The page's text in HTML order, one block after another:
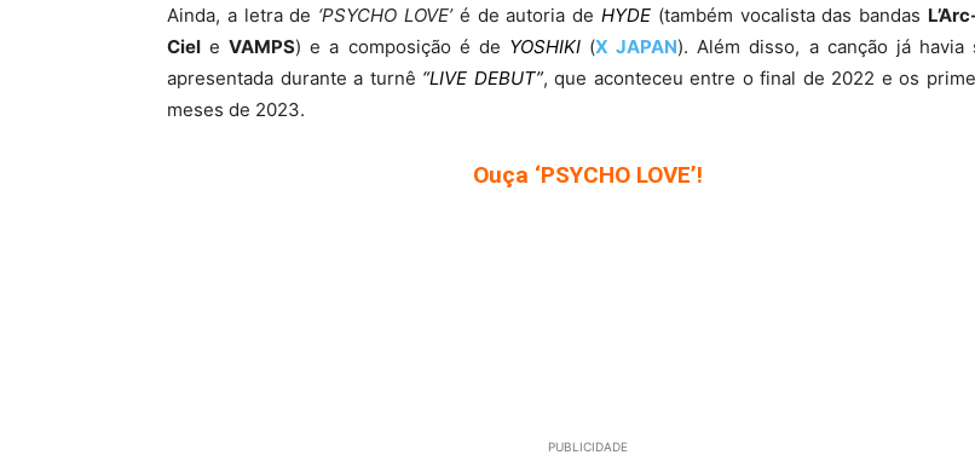
Ainda, a letra de ‘PSYCHO LOVE’é de autoria deHYDE (também vocalista das bandas
Ciel eVAMPS) e a composição é de YOSHIKI (X JAPAN). Além disso, a canção já havia
apresentada durante a turnê “LIVE DEBUT”, que aconteceu entre o final de 2022 e os
meses de 2023.
Ouça ‘PSYCHO LOVE’!
PUBLICIDADE